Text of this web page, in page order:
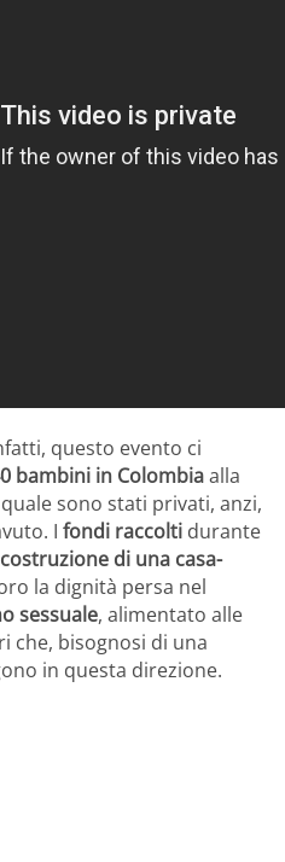
questo evento ci
bambini in Colombiaalla
sono stati privati, anzi,
I fondi raccolti durante
di una casa-
la dignità persa nel
sessuale, alimentato alle
che, bisognosi di una
in questa direzione.